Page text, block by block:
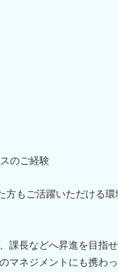
のご経験
もご活躍いただける環
課長などへ昇進を目指
マネジメントにも携わ